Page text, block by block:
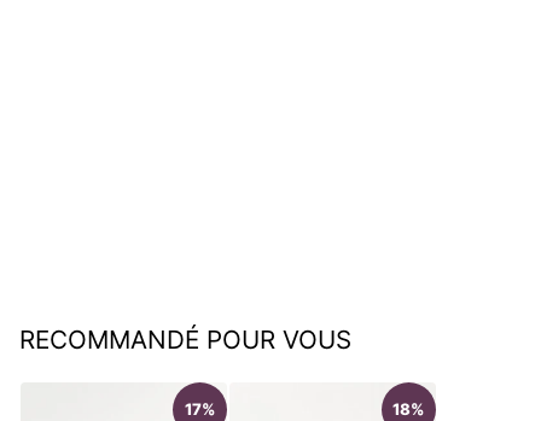
RECOMMANDÉ POUR VOUS
17% 18%